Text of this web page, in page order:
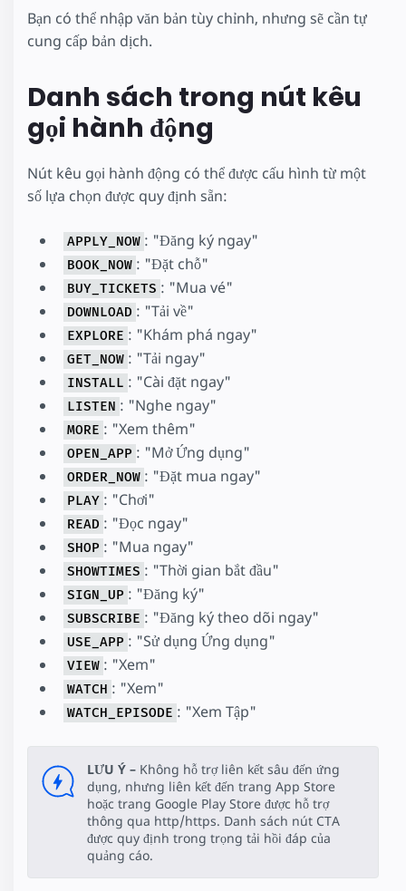
Bạn có thể nhập văn bản tùy chỉnh, nhưng sẽ cần tự
cung cấp bản dịch.
Danh sách trong nút kêu
gọi hành động
Nút kêu gọi hành động có thể được cấu hình từ một
số lựa chọn được quy định sẵn:
APPLY_NOW : "Đăng ký ngay"
BOOK_NOW : "Đặt chỗ"
BUY_TICKETS : "Mua vé"
DOWNLOAD : "Tải về"
EXPLORE : "Khám phá ngay"
GET_NOW : "Tải ngay"
INSTALL : "Cài đặt ngay"
LISTEN : "Nghe ngay"
MORE : "Xem thêm"
OPEN_APP : "Mở Ứng dụng"
ORDER_NOW : "Đặt mua ngay"
PLAY : "Chơi"
READ : "Đọc ngay"
SHOP : "Mua ngay"
SHOWTIMES : "Thời gian bắt đầu"
SIGN_UP : "Đăng ký"
SUBSCRIBE : "Đăng ký theo dõi ngay"
USE_APP : "Sử dụng Ứng dụng"
VIEW : "Xem"
WATCH : "Xem"
WATCH_EPISODE : "Xem Tập"
LƯU Ý – Không hỗ trợ liên kết sâu đến ứng
dụng, nhưng liên kết đến trang App Store
hoặc trang Google Play Store được hỗ trợ
thông qua http/https. Danh sách nút CTA
được quy định trong trọng tải hồi đáp của
quảng cáo.